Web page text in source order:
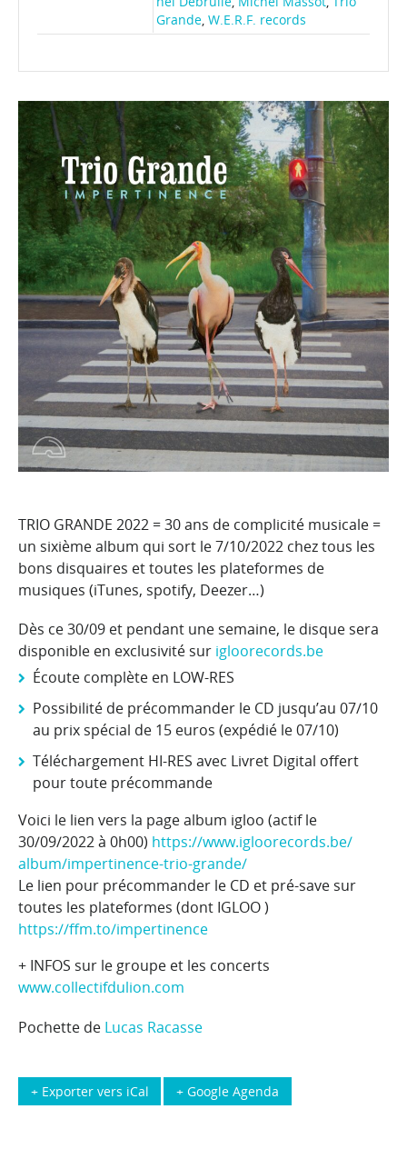
Grande ,W.E.R.F. records
TRIO GRANDE 2022 = 30 ans de complicité musicale =
un sixième album qui sort le 7/10/2022 chez tous les
bons disquaires et toutes les plateformes de
musiques (iTunes, spotify, Deezer…)
Dès ce 30/09 et pendant une semaine, le disque sera
disponible en exclusivité sur igloorecords.be
Écoute complète en LOW-RES
Possibilité de précommander le CD jusqu’au 07/10
au prix spécial de 15 euros (expédié le 07/10)
Téléchargement HI-RES avec Livret Digital offert
pour toute précommande
Voici le lien vers la page album igloo (actif le
30/09/2022 à 0h00) https://www.igloorecords.be/
album/impertinence-trio-grande/
Le lien pour précommander le CD et pré-save sur
toutes les plateformes (dont IGLOO )
https://ffm.to/impertinence
+ INFOS sur le groupe et les concerts
www.collectifdulion.com
Pochette de Lucas Racasse
+ Google Agenda
+ Exporter vers iCal